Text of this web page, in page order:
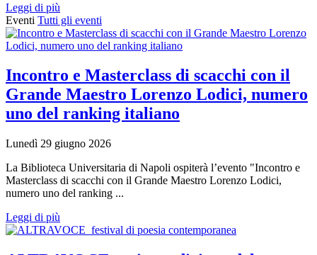
Leggi di più
Eventi Tutti gli eventi
Incontro e Masterclass di scacchi con il
Grande Maestro Lorenzo Lodici, numero
uno del ranking italiano
Lunedì 29 giugno 2026
La Biblioteca Universitaria di Napoli ospiterà l’evento "Incontro e
Masterclass di scacchi con il Grande Maestro Lorenzo Lodici,
numero uno del ranking ...
Leggi di più